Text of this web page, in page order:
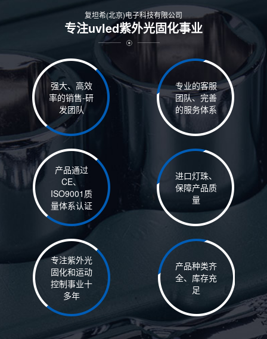
案UV油墨烘干；手机摄
像头模组镜片的固定。
复坦希(北京)电子科技有限公司
专注uvled紫外光固化事业
强大、高效
率的销售-研
发团队
专业的客服
团队、完善
的服务体系
产品通过
CE、
ISO9001质
量体系认证
进口灯珠、
保障产品质
量
专注紫外光
固化和运动
控制事业十
多年
产品种类齐
全、库存充
足